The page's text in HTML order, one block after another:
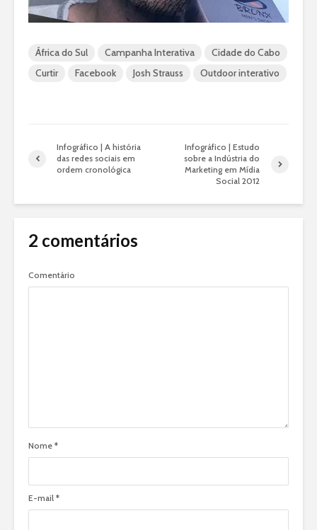
África do Sul Campanha Interativa
Cidade do Cabo
Curtir
Facebook Josh Strauss Outdoor interativo
Infográfico | A história
das redes sociais em
ordem cronológica
Infográfico | Estudo
sobre a Indústria do
Marketing em Mídia
Social 2012
2 comentários
Comentário
Nome *
E-mail *